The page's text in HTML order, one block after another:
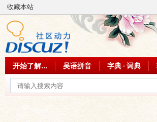
收藏本站
开始了解... 吴语拼音 字典 · 词典